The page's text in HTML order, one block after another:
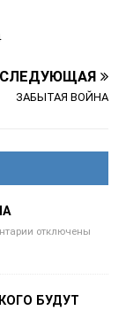
СЛЕДУЮЩАЯ
ЗАБЫТАЯ ВОЙНА
отключены
БУДУТ